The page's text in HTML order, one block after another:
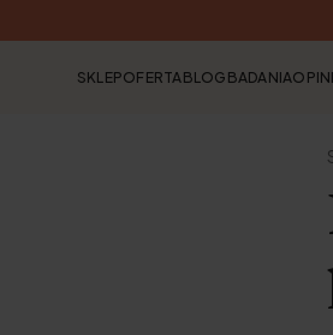
SKLEPOFERTA BLOG BADANIA